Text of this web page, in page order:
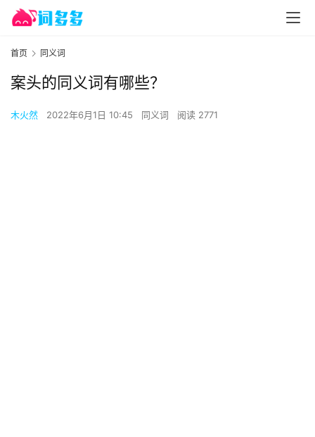
首页 同义词
案头的同义词有哪些？
木火然 2022年6月1日 10:45 同义词 阅读 2771